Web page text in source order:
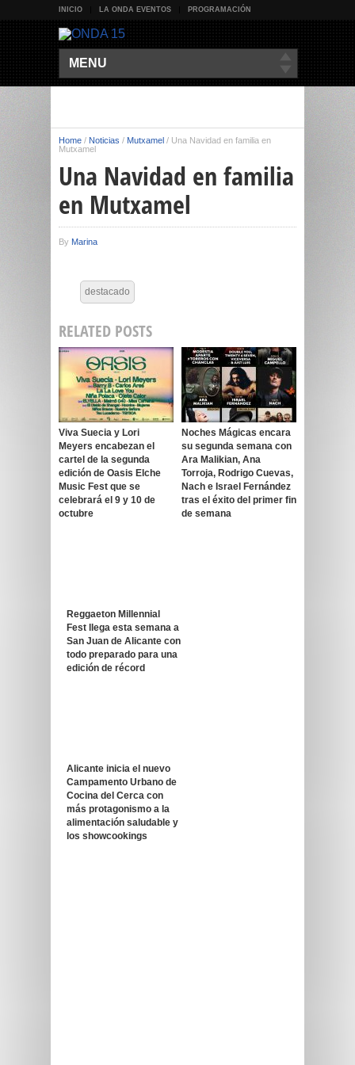
INICIO LA ONDA EVENTOS PROGRAMACIÓN
MENU
Home / Noticias / Mutxamel / Una Navidad en familia en
Mutxamel
Una Navidad en familia
en Mutxamel
By Marina
destacado
RELATED POSTS
Viva Suecia y Lori
Meyers encabezan el
cartel de la segunda
edición de Oasis Elche
Music Fest que se
celebrará el 9 y 10 de
octubre
Noches Mágicas encara
su segunda semana con
Ara Malikian, Ana
Torroja, Rodrigo Cuevas,
Nach e Israel Fernández
tras el éxito del primer fin
de semana
Reggaeton Millennial
Fest llega esta semana a
San Juan de Alicante con
todo preparado para una
edición de récord
Alicante inicia el nuevo
Campamento Urbano de
Cocina del Cerca con
más protagonismo a la
alimentación saludable y
los showcookings